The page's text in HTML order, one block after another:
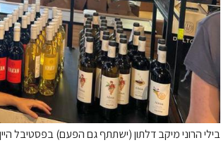
בילי הרוני מיקב דלתון (ישתתף גם הפעם) בפסטיבל היין שהתקיים